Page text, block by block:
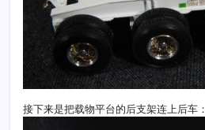
接下来是把载物平台的后支架连上后车：